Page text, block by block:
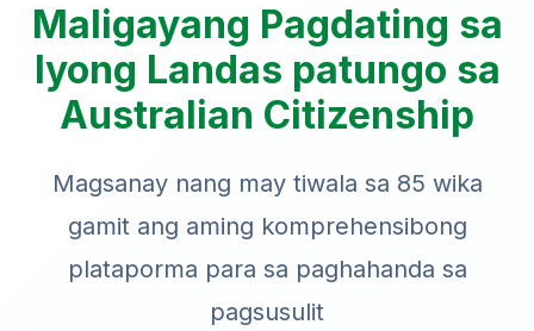
Maligayang Pagdating sa
Iyong Landas patungo sa
Australian Citizenship
Magsanay nang may tiwala sa 85 wika
gamit ang aming komprehensibong
plataporma para sa paghahanda sa
pagsusulit